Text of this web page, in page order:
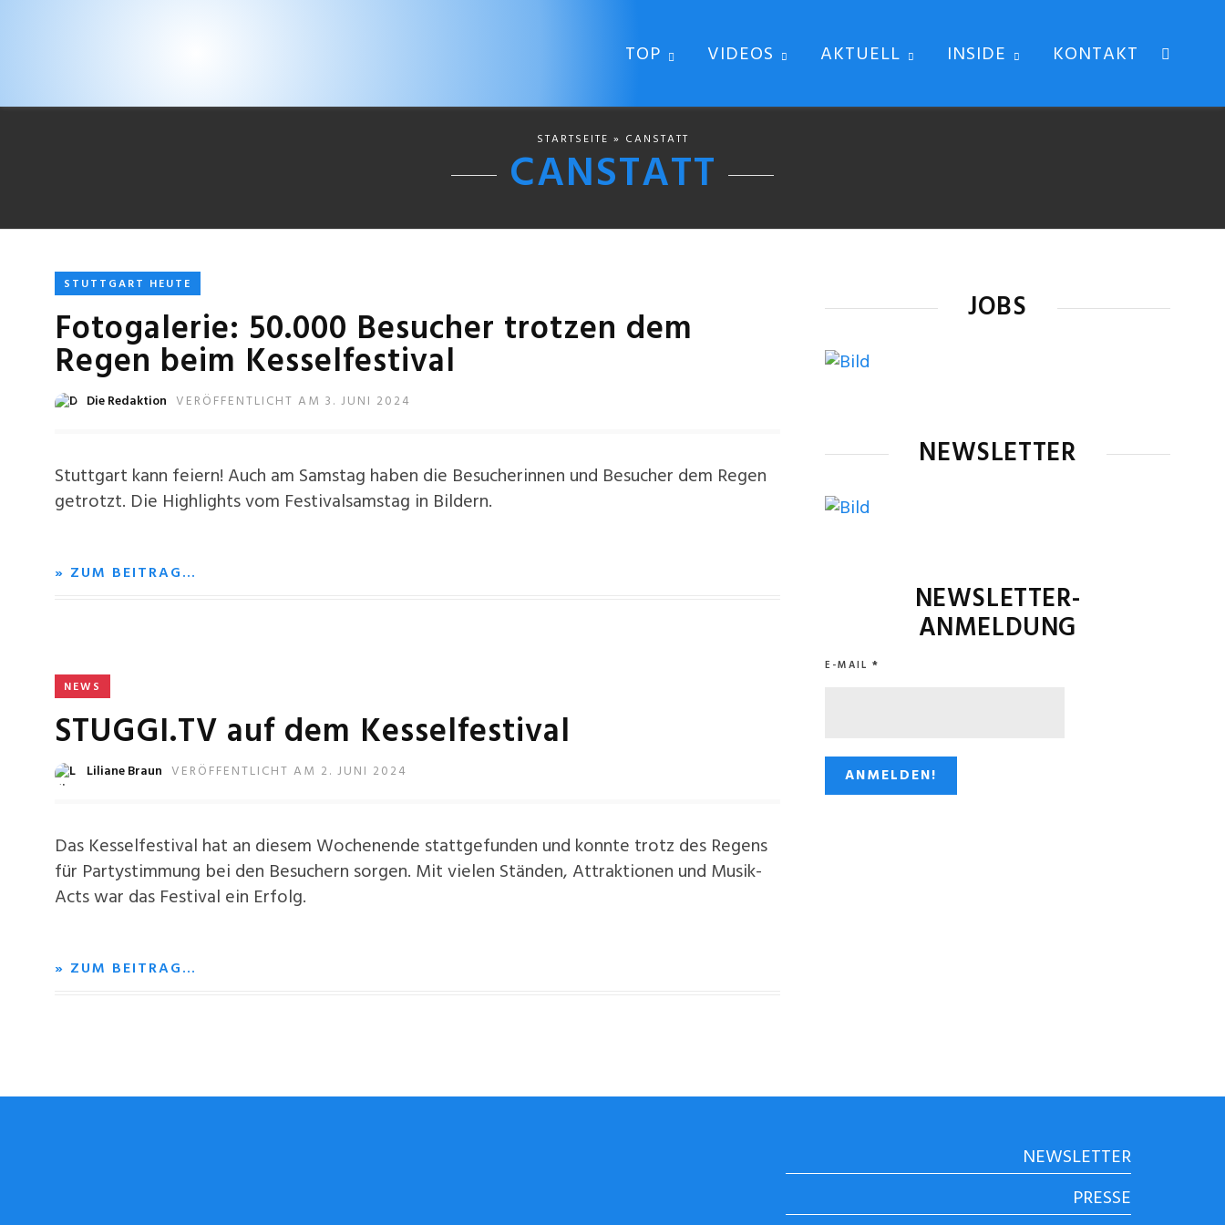
TOP VIDEOS AKTUELL INSIDE KONTAKT
STARTSEITE » CANSTATT
CANSTATT
STUTTGART HEUTE
Fotogalerie: 50.000 Besucher trotzen dem
Regen beim Kesselfestival
Die Redaktion VERÖFFENTLICHT AM 3. JUNI 2024
Stuttgart kann feiern! Auch am Samstag haben die Besucherinnen und Besucher dem Regen
getrotzt. Die Highlights vom Festivalsamstag in Bildern.
» ZUM BEITRAG…
NEWS
STUGGI.TV auf dem Kesselfestival
Liliane Braun VERÖFFENTLICHT AM 2. JUNI 2024
Das Kesselfestival hat an diesem Wochenende stattgefunden und konnte trotz des Regens
für Partystimmung bei den Besuchern sorgen. Mit vielen Ständen, Attraktionen und Musik-
Acts war das Festival ein Erfolg.
» ZUM BEITRAG…
JOBS
NEWSLETTER
NEWSLETTER-
ANMELDUNG
E-MAIL *
NEWSLETTER
PRESSE